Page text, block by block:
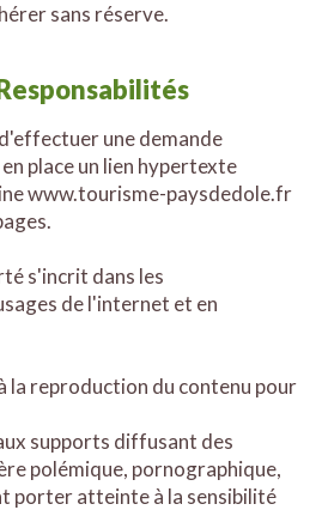
sans réserve.
une demande
place un lien hypertexte
www.tourisme-paysdedole.fr
s'incrit dans les
de l'internet et en
la reproduction du contenu pour
supports diffusant des
polémique, pornographique,
porter atteinte à la sensibilité